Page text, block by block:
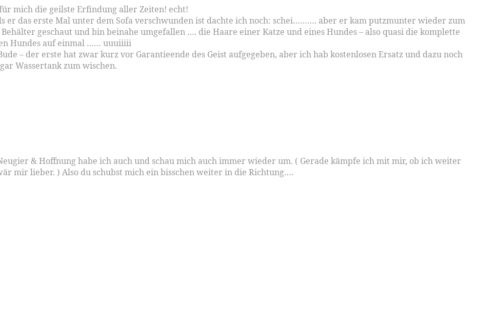
mich die geilste Erfindung aller Zeiten! echt!
er das erste Mal unter dem Sofa verschwunden ist dachte ich noch: schei………. aber er kam putzmunter wieder zum
geschaut und bin beinahe umgefallen …. die Haare einer Katze und eines Hundes – also quasi die komplette
Hundes auf einmal …… uuuiiiii
– der erste hat zwar kurz vor Garantieende des Geist aufgegeben, aber ich hab kostenlosen Ersatz und dazu noch
Wassertank zum wischen.
& Hoffnung habe ich auch und schau mich auch immer wieder um. ( Gerade kämpfe ich mit mir, ob ich weiter
mir lieber. ) Also du schubst mich ein bisschen weiter in die Richtung….